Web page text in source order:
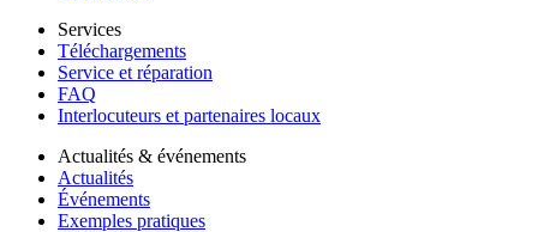
Services
Téléchargements
Service et réparation
FAQ
Interlocuteurs et partenaires locaux
Actualités & événements
Actualités
Événements
Exemples pratiques